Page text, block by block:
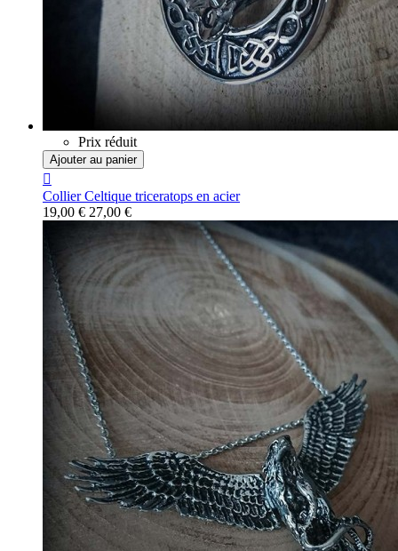
Prix réduit
Ajouter au panier

Collier Celtique triceratops en acier
19,00 € 27,00 €